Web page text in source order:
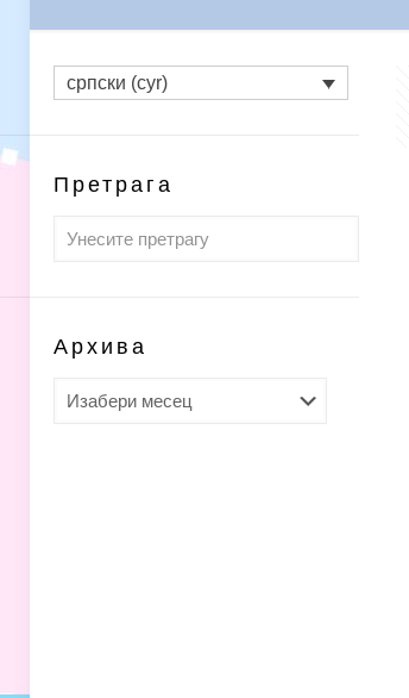
српски (cyr)
Претрага
Архива